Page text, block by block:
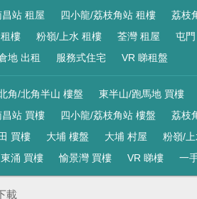
站 租屋 四小龍/荔枝角站 租樓 荔枝
樓 粉嶺/上水 租樓 荃灣 租屋 屯
地 出租 服務式住宅 VR 睇租盤
角/北角半山 樓盤 東半山/跑馬地 買樓
站 買樓 四小龍/荔枝角站 樓盤 荔枝
買樓 大埔 樓盤 大埔 村屋 粉嶺/
東涌 買樓 愉景灣 買樓 VR 睇樓 一
載